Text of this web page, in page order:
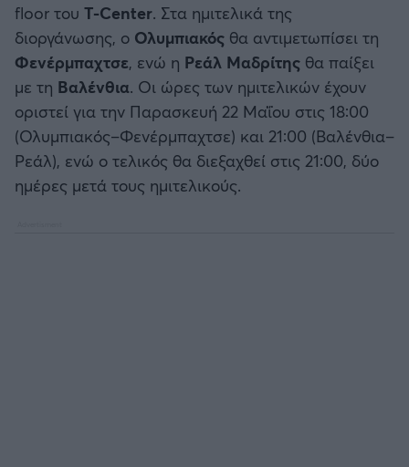
Μάντσεστερ Σίτι
Λίβερπουλ
Τσέλσι
Άρσεναλ
floor του T-Center. Στα ημιτελικά της
διοργάνωσης, ο Ολυμπιακός θα αντιμετωπίσει τη
Φενέρμπαχτσε, ενώ η Ρεάλ Μαδρίτης θα παίξει
με τη Βαλένθια. Οι ώρες των ημιτελικών έχουν
οριστεί για την Παρασκευή 22 Μαΐου στις 18:00
(Ολυμπιακός–Φενέρμπαχτσε) και 21:00 (Βαλένθια–
Ρεάλ), ενώ ο τελικός θα διεξαχθεί στις 21:00, δύο
ημέρες μετά τους ημιτελικούς.